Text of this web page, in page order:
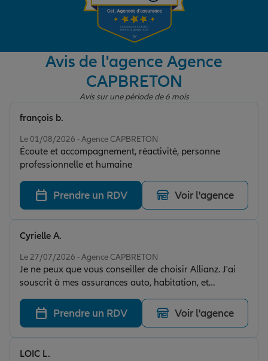
Garantie des accidents de la vie
Assurance scolaire
Protection juridique
Retraite
Tous nos devis d'assurance
Avis de l'agence Agence
CAPBRETON
Avis sur une période de 6 mois
Le 01/08/2026 - Agence CAPBRETON
Écoute et accompagnement, réactivité, personne
professionnelle et humaine
françois b.
Prendre un RDV Voir l'agence
Le 27/07/2026 - Agence CAPBRETON
Je ne peux que vous conseiller de choisir Allianz. J'ai
souscrit à mes assurances auto, habitation, et
personnelle. Le service d'accompagnement, que cela
soit pour les sinistres comme pour le changement de
contrat ou de coordonnées est très efficace, toujours
dans la facilitation pour le client et l'empathie. Je
recommande vivement!
Cyrielle A.
Prendre un RDV Voir l'agence
LOIC L.